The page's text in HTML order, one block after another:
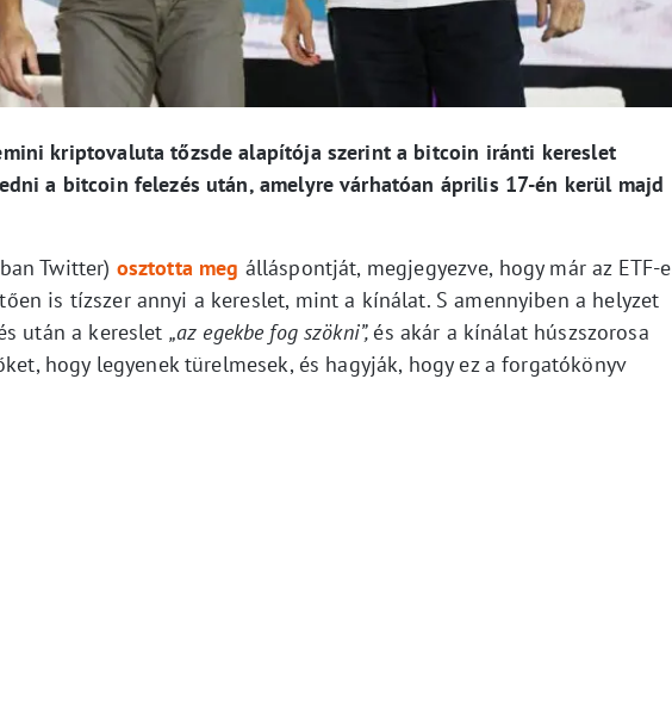
kriptovaluta tőzsde alapítója szerint a bitcoin iránti kereslet
a bitcoin felezés után, amelyre várhatóan április 17-én kerül majd
Twitter) osztotta meg álláspontját, megjegyezve, hogy már az ETF-
is tízszer annyi a kereslet, mint a kínálat. S amennyiben a helyzet
után a kereslet „az egekbe fog szökni”, és akár a kínálat húszszorosa
hogy legyenek türelmesek, és hagyják, hogy ez a forgatókönyv